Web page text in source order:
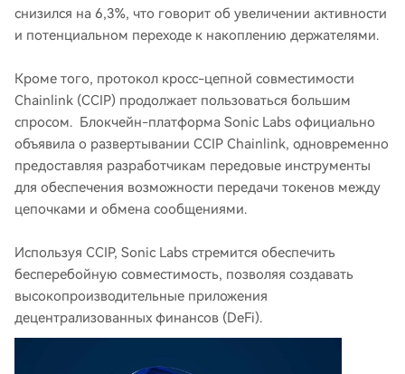
снизился на 6,3%, что говорит об увеличении активности
и потенциальном переходе к накоплению держателями.
Кроме того, протокол кросс-цепной совместимости
Chainlink (CCIP) продолжает пользоваться большим
спросом. Блокчейн-платформа Sonic Labs официально
объявила о развертывании CCIP Chainlink, одновременно
предоставляя разработчикам передовые инструменты
для обеспечения возможности передачи токенов между
цепочками и обмена сообщениями.
Используя CCIP, Sonic Labs стремится обеспечить
бесперебойную совместимость, позволяя создавать
высокопроизводительные приложения
децентрализованных финансов (DeFi).